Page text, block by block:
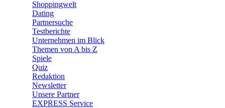
Shoppingwelt
Dating
Partnersuche
Testberichte
Unternehmen im Blick
Themen von A bis Z
Spiele
Quiz
Redaktion
Newsletter
Unsere Partner
EXPRESS Service